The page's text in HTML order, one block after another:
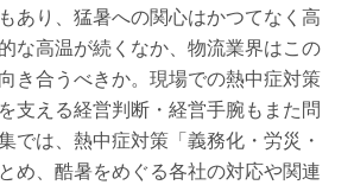
あり、猛暑への関心はかつてなく高
な高温が続くなか、物流業界はこの
き合うべきか。現場での熱中症対策
支える経営判断・経営手腕もまた問
では、熱中症対策「義務化・労災・
め、酷暑をめぐる各社の対応や関連